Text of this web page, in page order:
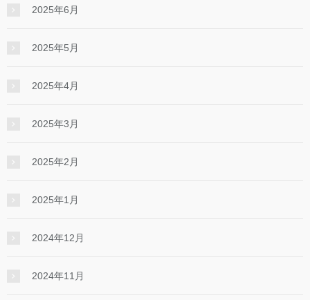
2025年6月
2025年5月
2025年4月
2025年3月
2025年2月
2025年1月
2024年12月
2024年11月